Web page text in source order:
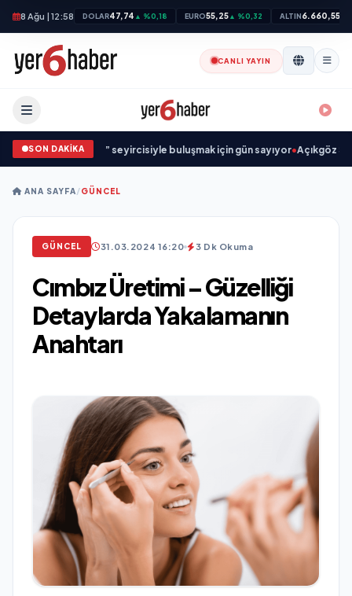
8 Ağu | 12:58 DOLAR47,74 ▲ %0,18 EURO55,25▲ %0,32 ALTIN6.660,55
CANLI YAYIN
SON DAKİKA
“Düğün Şarkıcısı” seyircisiyle buluşmak için gün sayıyor•Açıkgöz
ANA SAYFA/GÜNCEL
GÜNCEL 31.03.2024 16:20 3 Dk Okuma
Cımbız Üretimi – Güzelliği
Detaylarda Yakalamanın
Anahtarı